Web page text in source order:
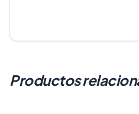
Productos